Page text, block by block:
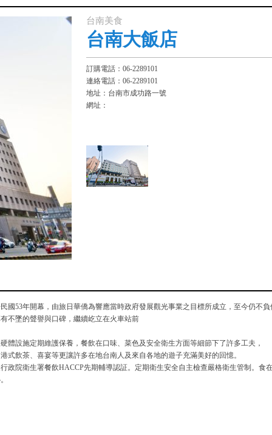
台南美食
台南大飯店
訂購電話：06-2289101
連絡電話：06-2289101
地址：台南市成功路一號
網址：
國53年開幕，由旅日華僑為響應當時政府發展觀光事業之目標所成立，至今仍不負
不墜的聲譽與口碑，繼續屹立在火車站前
體設施定期維護保養，餐飲在口味、菜色及安全衛生方面等細節下了許多工夫，
式飲茶、喜宴等更讓許多在地台南人及來自各地的遊子充滿美好的回憶。
政院衛生署餐飲HACCP先期輔導認証。定期衛生安全自主檢查嚴格衛生管制。食